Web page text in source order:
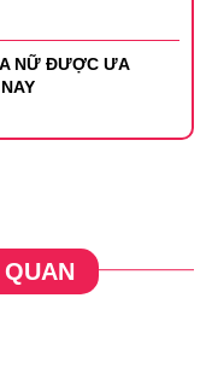
NỮ ĐƯỢC ƯA